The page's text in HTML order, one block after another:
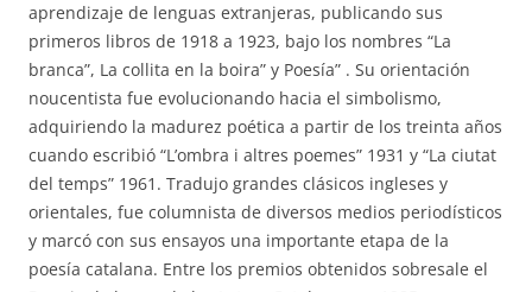
aprendizaje de lenguas extranjeras, publicando sus
primeros libros de 1918 a 1923, bajo los nombres “La
branca”, La collita en la boira” y Poesía” . Su orientación
noucentista fue evolucionando hacia el simbolismo,
adquiriendo la madurez poética a partir de los treinta años
cuando escribió “L’ombra i altres poemes” 1931 y “La ciutat
del temps” 1961. Tradujo grandes clásicos ingleses y
orientales, fue columnista de diversos medios periodísticos
y marcó con sus ensayos una importante etapa de la
poesía catalana. Entre los premios obtenidos sobresale el